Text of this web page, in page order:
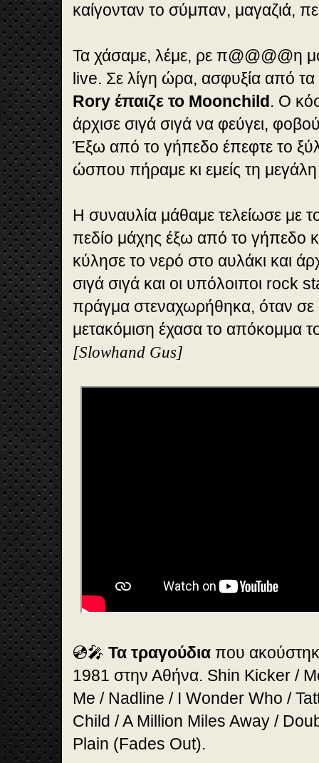
καίγονταν το σύμπαν, μαγαζιά,
Τα χάσαμε, λέμε, ρε π@@@@η
live. Σε λίγη ώρα, ασφυξία από
Rory έπαιζε το Moonchild . O
άρχισε σιγά σιγά να φεύγει,
Έξω από το γήπεδο έπεφτε το
ώσπου πήραμε κι εμείς τη
Η συναυλία μάθαμε τελείωσε με
πεδίο μάχης έξω από το γήπεδο
κύλησε το νερό στο αυλάκι και
σιγά σιγά και οι υπόλοιποι rock
πράγμα στεναχωρήθηκα, όταν
μετακόμιση έχασα το απόκομμα
[Slowhand Gus]
💿🎤 Τα τραγούδια που
1981 στην Αθήνα. Shin Kicker /
Me / Nadline / I Wonder Who /
Child / A Million Miles Away /
Plain (Fades Out).